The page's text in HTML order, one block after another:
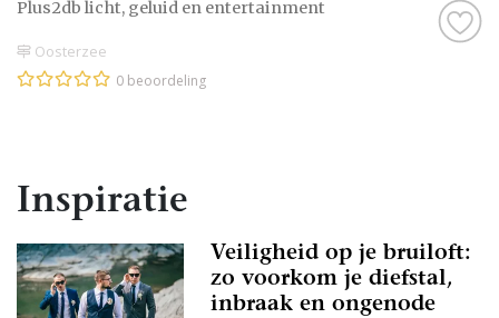
Plus2db licht, geluid en entertainment
Oosterzee
0 beoordeling
Inspiratie
Veiligheid op je bruiloft:
zo voorkom je diefstal,
inbraak en ongenode